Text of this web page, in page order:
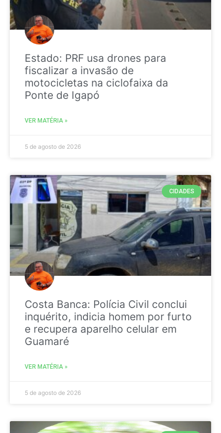
Estado: PRF usa drones para
fiscalizar a invasão de
motocicletas na ciclofaixa da
Ponte de Igapó
VER MATÉRIA »
5 de agosto de 2026
CIDADES
Costa Banca: Polícia Civil conclui
inquérito, indicia homem por furto
e recupera aparelho celular em
Guamaré
VER MATÉRIA »
5 de agosto de 2026